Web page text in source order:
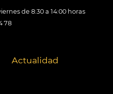
de 8:30 a 14:00 horas
78
Actualidad